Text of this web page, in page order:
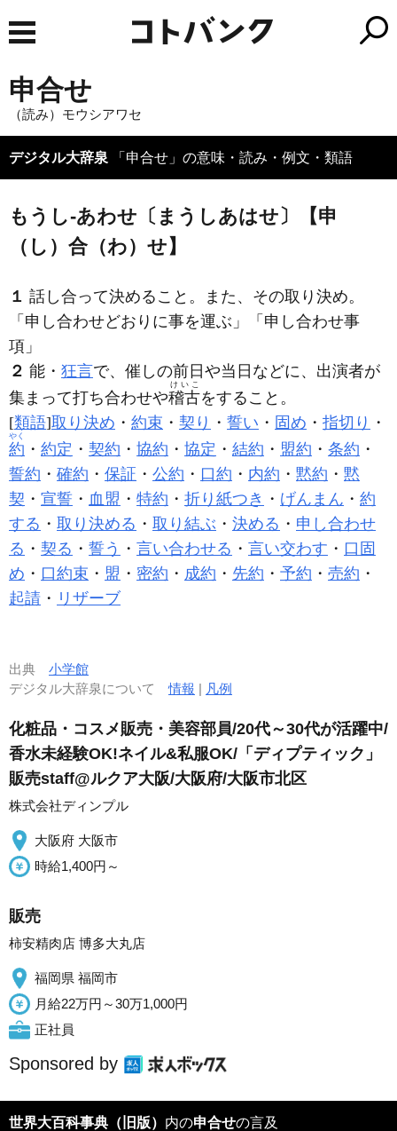
申合せ
（読み）モウシアワセ
デジタル大辞泉 「申合せ」の意味・読み・例文・類語
もうし‐あわせ〔まうしあはせ〕【申
（し）合（わ）せ】
１ 話し合って決めること。また、その取り決め。
「 申し合わせどおりに事を運ぶ」「 申し合わせ事
項」
２ 能・ 狂言で、催しの前日や当日などに、出演者が
集まって打ち合わせや稽古
けいこ
をすること。
[類語]取り決め ・ 約束 ・ 契り ・ 誓い ・ 固め ・ 指切り ・
約
やく
・ 約定 ・ 契約 ・ 協約 ・ 協定 ・ 結約 ・ 盟約 ・ 条約 ・
誓約 ・ 確約 ・ 保証 ・ 公約 ・ 口約 ・ 内約 ・ 黙約 ・ 黙
契 ・ 宣誓 ・ 血盟 ・ 特約 ・ 折り紙つき ・ げんまん ・ 約
する ・ 取り決める ・ 取り結ぶ ・ 決める ・ 申し合わせ
る ・ 契る ・ 誓う ・ 言い合わせる ・ 言い交わす ・ 口固
め ・ 口約束 ・ 盟 ・ 密約 ・ 成約 ・ 先約 ・ 予約 ・ 売約 ・
起請 ・ リザーブ
出典 小学館
デジタル大辞泉について情報 | 凡例
化粧品・コスメ販売・美容部員/20代～30代が活躍中/
香水未経験OK!ネイル&私服OK/「ディプティック」
販売staff@ルクア大阪/大阪府/大阪市北区
株式会社ディンプル
大阪府 大阪市
時給1,400円～
販売
柿安精肉店 博多大丸店
福岡県 福岡市
月給22万円～30万1,000円
正社員
Sponsored by
世界大百科事典（旧版） 内の申合せの言及